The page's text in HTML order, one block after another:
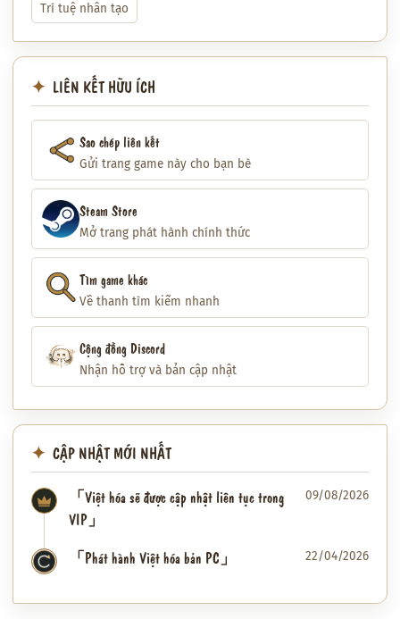
Trí tuệ nhân tạo
LIÊN KẾT HỮU ÍCH
Sao chép liên kết
Gửi trang game này cho bạn bè
Steam Store
Mở trang phát hành chính thức
Tìm game khác
Về thanh tìm kiếm nhanh
Cộng đồng Discord
Nhận hỗ trợ và bản cập nhật
CẬP NHẬT MỚI NHẤT
「Việt hóa sẽ được cập nhật liên tục trong
VIP」
09/08/2026
✦ 「Phát hành Việt hóa bản PC」 22/04/2026